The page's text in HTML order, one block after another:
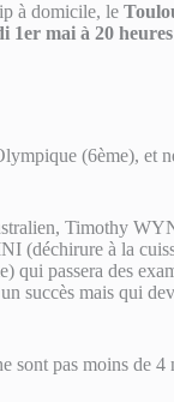
à domicile, le
1er mai à 20
(6ème), et
Timothy
(déchirure à la
passera des
succès mais qui
pas moins de 4